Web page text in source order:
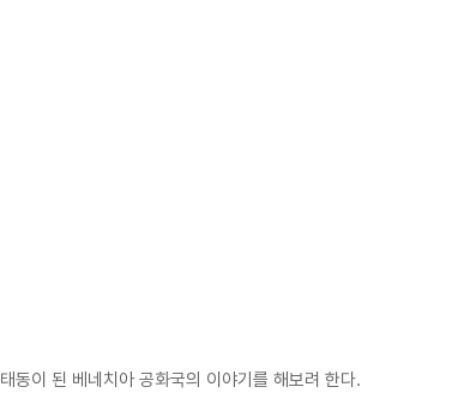
동이 된 베네치아 공화국의 이야기를 해보려 한다.